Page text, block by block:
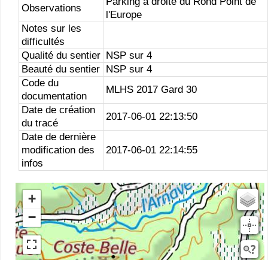
Observations
l'Europe
Notes sur les
difficultés
Qualité du sentier NSP sur 4
Beauté du sentier
NSP sur 4
Code du
documentation
MLHS 2017 Gard 30
Date de création
du tracé
2017-06-01 22:13:50
Date de dernière
modification des
infos
2017-06-01 22:14:55
+
−
Estompage
Rivieres
Scan25
OSM